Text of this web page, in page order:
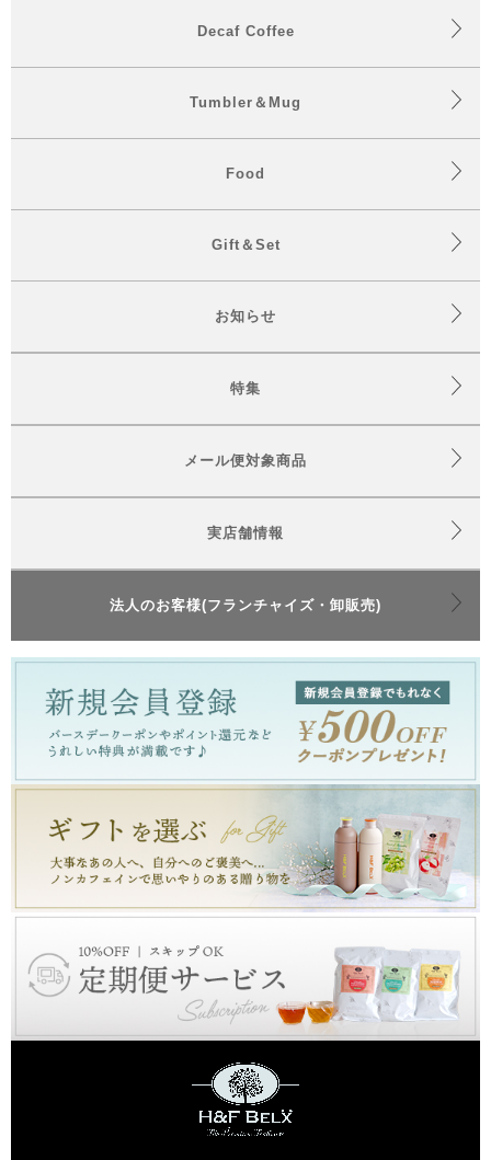
Decaf Coffee
Tumbler＆Mug
Food
Gift＆Set
お知らせ
特集
メール便対象商品
実店舗情報
法人のお客様(フランチャイズ・卸販売)